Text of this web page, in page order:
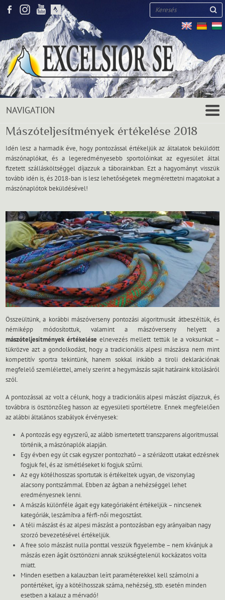
Keresés
Mászóteljesítmények értékelése 2018
Idén lesz a harmadik éve, hogy pontozással értékeljük az általatok beküldött
mászónaplókat, és a legeredményesebb sportolóinkat az egyesület által
fizetett szállásköltséggel díjazzuk a táborainkban. Ezt a hagyományt visszük
tovább idén is, és 2018-ban is lesz lehetőségetek megmérettetni magatokat a
mászónaplótok beküldésével!
Összeültünk, a korábbi mászóverseny pontozási algoritmusát átbeszéltük, és
némiképp módosítottuk, valamint a mászóverseny helyett a
mászóteljesítmények értékelése elnevezés mellett tettük le a voksunkat –
tükrözve azt a gondolkodást, hogy a tradicionális alpesi mászásra nem mint
kompetitív sportra tekintünk, hanem sokkal inkább a tiroli deklarációnak
megfelelő szemlélettel, amely szerint a hegymászás saját határaink kitolásáról
szól.
A pontozással az volt a célunk, hogy a tradicionális alpesi mászást díjazzuk, és
továbbra is ösztönzőleg hasson az egyesületi sportéletre. Ennek megfelelően
az alábbi általános szabályok érvényesek:
A pontozás egy egyszerű, az alább ismertetett transzparens algoritmussal
történik, a mászónaplók alapján.
Egy évben egy út csak egyszer pontozható – a szériázott utakat edzésnek
fogjuk fel, és az ismétléseket ki fogjuk szűrni.
Az egy kötélhosszas sportutak is értékeltek ugyan, de viszonylag
alacsony pontszámmal. Ebben az ágban a nehézséggel lehet
eredményesnek lenni.
A mászás különféle ágait egy kategóriaként értékeljük – nincsenek
kategóriák, leszámítva a férfi-női megosztást.
A téli mászást és az alpesi mászást a pontozásban egy arányaiban nagy
szorzó bevezetésével értékeljük.
A free solo mászást nulla ponttal vesszük figyelembe – nem kívánjuk a
mászás ezen ágát ösztönözni annak szükségtelenül kockázatos volta
miatt.
Minden esetben a kalauzban leírt paraméterekkel kell számolni a
pontértéket, így a kötélhosszak száma, nehézség, stb. esetén minden
esetben a kalauz a mérvadó!